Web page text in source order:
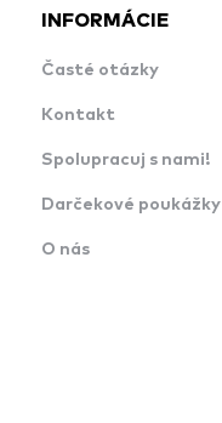
INFORMÁCIE
Časté otázky
Kontakt
Spolupracuj s nami!
Darčekové poukážky
O nás